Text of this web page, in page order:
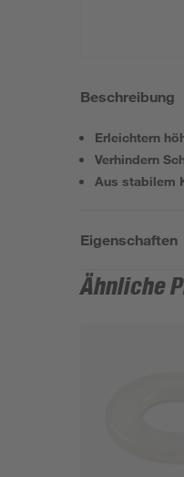
Beschreibung
Erleichtern
Verhindern
Aus stabilem
Eigenschaften
Ähnliche